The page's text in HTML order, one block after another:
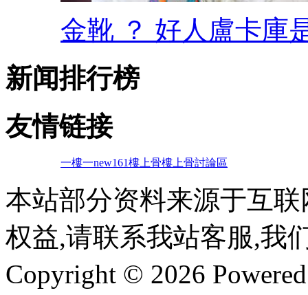
金靴 ？ 好人盧卡
新闻排行榜
友情链接
一樓一new161樓上骨樓上骨討論區
本站部分资料来源于互
权益,请联系我站客服,我
Copyright © 2026